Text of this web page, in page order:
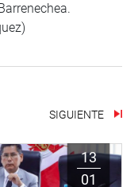
SIGUIENTE
13
01